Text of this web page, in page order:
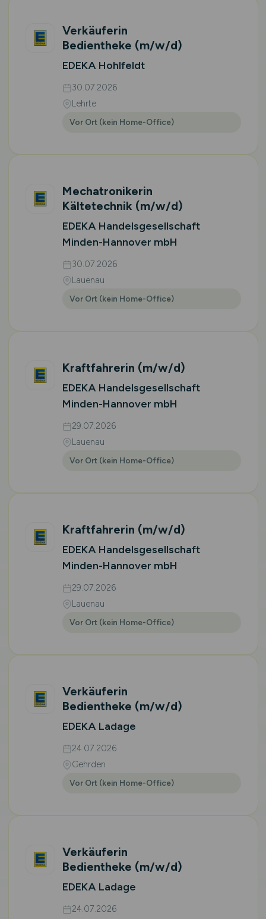
Verkäuferin
Bedientheke (m/w/d)
EDEKA Hohlfeldt
30.07.2026
Lehrte
Vor Ort (kein Home-Office)
Mechatronikerin
Kältetechnik (m/w/d)
EDEKA Handelsgesellschaft
Minden-Hannover mbH
30.07.2026
Lauenau
Vor Ort (kein Home-Office)
Kraftfahrerin (m/w/d)
EDEKA Handelsgesellschaft
Minden-Hannover mbH
29.07.2026
Lauenau
Vor Ort (kein Home-Office)
Kraftfahrerin (m/w/d)
EDEKA Handelsgesellschaft
Minden-Hannover mbH
29.07.2026
Lauenau
Vor Ort (kein Home-Office)
Verkäuferin
Bedientheke (m/w/d)
EDEKA Ladage
24.07.2026
Gehrden
Vor Ort (kein Home-Office)
Verkäuferin
Bedientheke (m/w/d)
EDEKA Ladage
24.07.2026